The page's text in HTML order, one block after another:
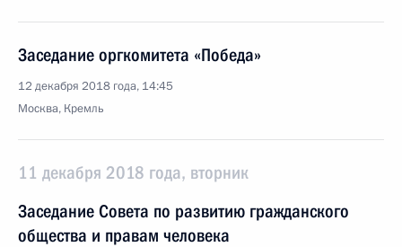
Заседание оргкомитета «Победа»
12 декабря 2018 года, 14:45
Москва, Кремль
11 декабря 2018 года, вторник
Заседание Совета по развитию гражданского
общества и правам человека